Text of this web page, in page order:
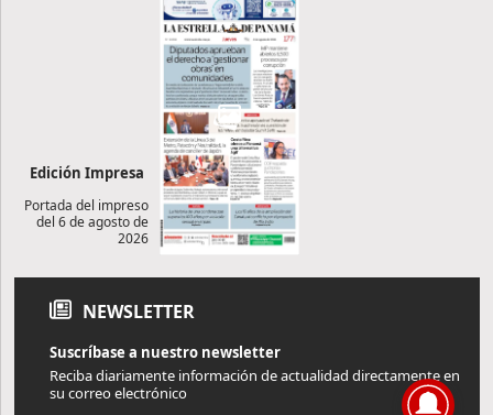
Edición Impresa
Portada del impreso
del 6 de agosto de
2026
NEWSLETTER
Suscríbase a nuestro newsletter
Reciba diariamente información de actualidad directamente en
su correo electrónico